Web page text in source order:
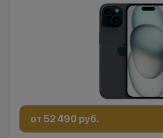
от 52 490 руб.